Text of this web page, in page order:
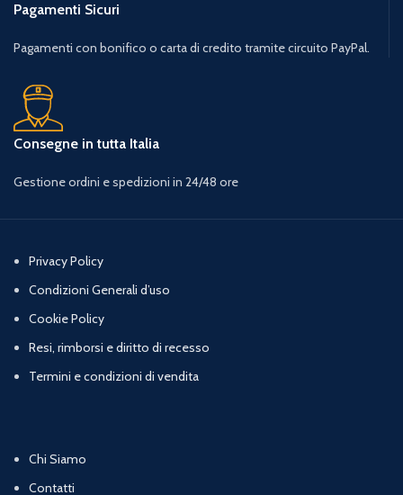
Pagamenti Sicuri
Pagamenti con bonifico o carta di credito tramite circuito PayPal.
Consegne in tutta Italia
Gestione ordini e spedizioni in 24/48 ore
Privacy Policy
Condizioni Generali d’uso
Cookie Policy
Resi, rimborsi e diritto di recesso
Termini e condizioni di vendita
Chi Siamo
Contatti